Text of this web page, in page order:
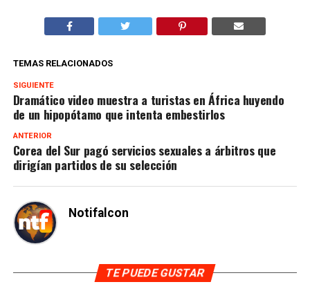
TEMAS RELACIONADOS
SIGUIENTE
Dramático video muestra a turistas en África huyendo
de un hipopótamo que intenta embestirlos
ANTERIOR
Corea del Sur pagó servicios sexuales a árbitros que
dirigían partidos de su selección
Notifalcon
TE PUEDE GUSTAR